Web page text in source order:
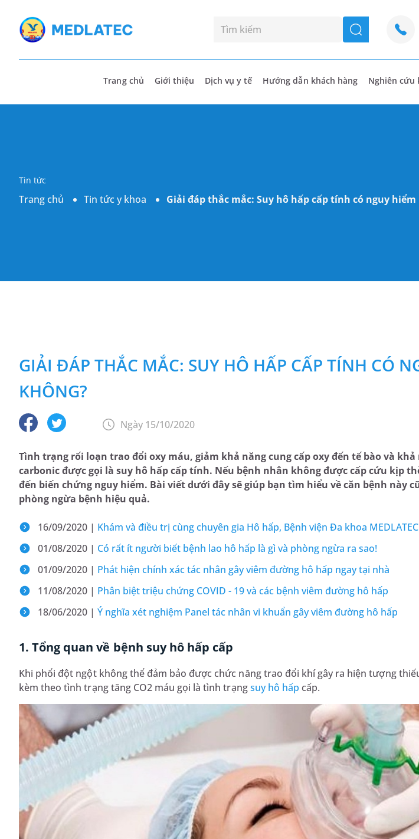
seach
Trang chủ Giới thiệu Dịch vụ y tế Hướng dẫn khách hàng Nghiên cứu
Tin tức
Trang chủ Tin tức y khoa Giải đáp thắc mắc: Suy hô hấp cấp tính có nguy hiểm
GIẢI ĐÁP THẮC MẮC: SUY HÔ HẤP CẤP TÍNH CÓ
KHÔNG?
Ngày 15/10/2020
Tình trạng rối loạn trao đổi oxy máu, giảm khả năng cung cấp oxy đến tế bào và
carbonic được gọi là suy hô hấp cấp tính. Nếu bệnh nhân không được cấp cứu kịp
đến biến chứng nguy hiểm. Bài viết dưới đây sẽ giúp bạn tìm hiểu về căn bệnh này
phòng ngừa bệnh hiệu quả.
16/09/2020 | Khám và điều trị cùng chuyên gia Hô hấp, Bệnh viện Đa khoa MEDLATEC
01/08/2020 | Có rất ít người biết bệnh lao hô hấp là gì và phòng ngừa ra sao!
01/09/2020 | Phát hiện chính xác tác nhân gây viêm đường hô hấp ngay tại nhà
11/08/2020 | Phân biệt triệu chứng COVID - 19 và các bệnh viêm đường hô hấp
18/06/2020 | Ý nghĩa xét nghiệm Panel tác nhân vi khuẩn gây viêm đường hô hấp
1. Tổng quan về bệnh suy hô hấp cấp
Khi phổi đột ngột không thể đảm bảo được chức năng trao đổi khí gây ra hiện tượng
kèm theo tình trạng tăng CO2 máu gọi là tình trạngsuy hô hấp cấp.